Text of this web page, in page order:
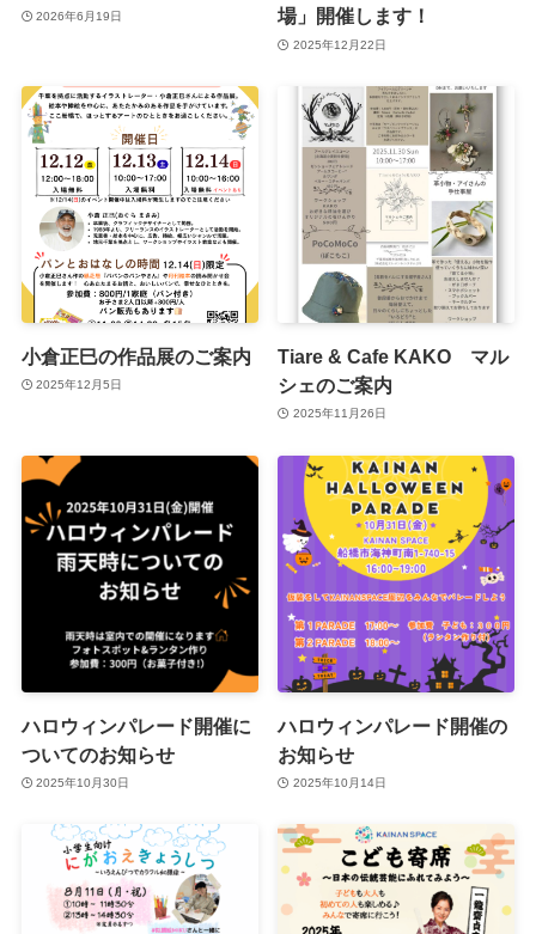
2026年6月19日
場」開催します！
2025年12月22日
小倉正巳の作品展のご案内
2025年12月5日
Tiare & Cafe KAKO マル
シェのご案内
2025年11月26日
ハロウィンパレード開催に
ついてのお知らせ
2025年10月30日
ハロウィンパレード開催の
お知らせ
2025年10月14日